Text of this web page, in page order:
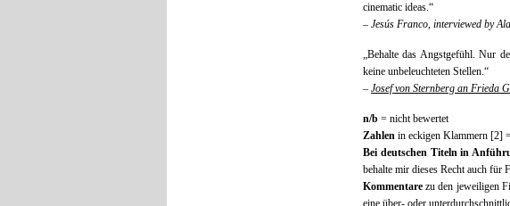
cinematic ideas.“
– Jesús Franco, interviewed by
„Behalte das Angstgefühl. Nur
keine unbeleuchteten Stellen.“
– Josef von Sternberg an Frieda
n/b = nicht bewertet
Zahlen in eckigen Klammern [2]
Bei deutschen Titeln in
behalte mir dieses Recht auch für
Kommentare zu den jeweiligen
eine über- oder